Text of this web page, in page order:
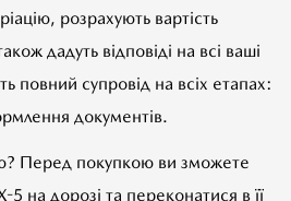
розрахують вартість
дадуть відповіді на всі ваші
повний супровід на всіх етапах:
документів.
Перед покупкою ви зможете
5 на дорозі та переконатися в її